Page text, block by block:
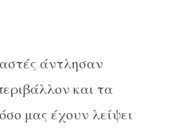
άντλησαν
και τα
μας έχουν λείψει